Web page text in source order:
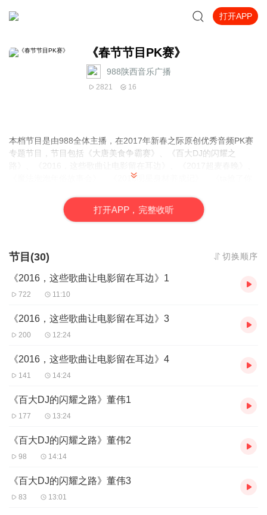
打开APP
《春节节目PK赛》
988陕西音乐广播
2821 16
本档节目是由988全体主播，在2017年新春之际原创优秀音频PK赛
专题节目，节目包括《大唐美食争霸赛》、《百大DJ的闪耀之
《魔法泡泡年俗故事会》、《2016明星身材养成记》、《ta抢了你
不到的，没有我们做不到的！
打开APP，完整收听
节目(30) 切换顺序
《2016，这些歌曲让电影留在耳边》1
722 11:10
《2016，这些歌曲让电影留在耳边》3
200 12:24
《2016，这些歌曲让电影留在耳边》4
141 14:24
《百大DJ的闪耀之路》董伟1
177 13:24
《百大DJ的闪耀之路》董伟2
98 14:14
《百大DJ的闪耀之路》董伟3
83 13:01